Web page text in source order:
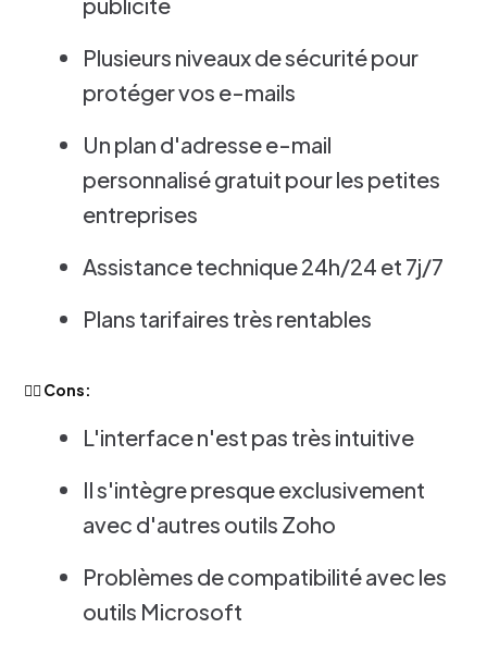
Plusieurs niveaux de sécurité pour
protéger vos e-mails
Un plan d'adresse e-mail
personnalisé gratuit pour les petites
entreprises
Assistance technique 24h/24 et 7j/7
Plans tarifaires très rentables
👎🏻 Cons:
L'interface n'est pas très intuitive
Il s'intègre presque exclusivement
avec d'autres outils Zoho
Problèmes de compatibilité avec les
outils Microsoft